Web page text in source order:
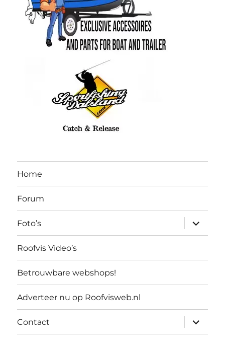
Home
Forum
Foto’s
Roofvis Video’s
Betrouwbare webshops!
Adverteer nu op Roofvisweb.nl
Contact